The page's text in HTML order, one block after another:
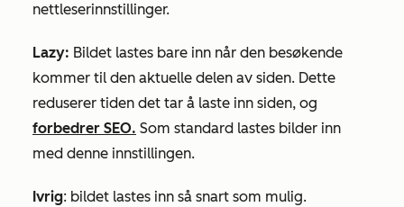
nettleserinnstillinger.
Lazy: Bildet lastes bare inn når den besøkende
kommer til den aktuelle delen av siden. Dette
reduserer tiden det tar å laste inn siden, og
forbedrer SEO. Som standard lastes bilder inn
med denne innstillingen.
Ivrig: bildet lastes inn så snart som mulig.